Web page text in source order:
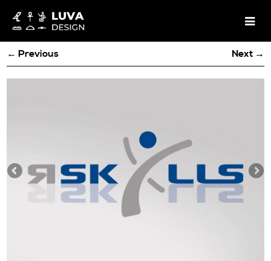
← Previous Next →